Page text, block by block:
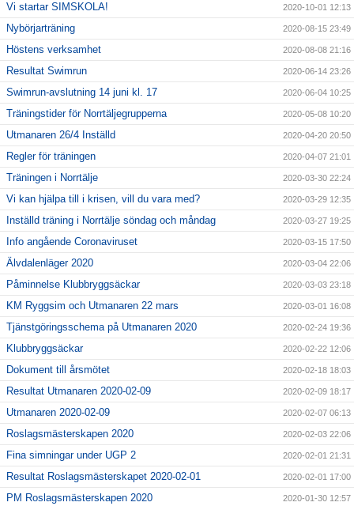
Vi startar SIMSKOLA! 2020-10-01 12:13
Nybörjarträning 2020-08-15 23:49
Höstens verksamhet 2020-08-08 21:16
Resultat Swimrun 2020-06-14 23:26
Swimrun-avslutning 14 juni kl. 17 2020-06-04 10:25
Träningstider för Norrtäljegrupperna 2020-05-08 10:20
Utmanaren 26/4 Inställd 2020-04-20 20:50
Regler för träningen 2020-04-07 21:01
Träningen i Norrtälje 2020-03-30 22:24
Vi kan hjälpa till i krisen, vill du vara med? 2020-03-29 12:35
Inställd träning i Norrtälje söndag och måndag 2020-03-27 19:25
Info angående Coronaviruset 2020-03-15 17:50
Älvdalenläger 2020 2020-03-04 22:06
Påminnelse Klubbryggsäckar 2020-03-03 23:18
KM Ryggsim och Utmanaren 22 mars 2020-03-01 16:08
Tjänstgöringsschema på Utmanaren 2020 2020-02-24 19:36
Klubbryggsäckar 2020-02-22 12:06
Dokument till årsmötet 2020-02-18 18:03
Resultat Utmanaren 2020-02-09 2020-02-09 18:17
Utmanaren 2020-02-09 2020-02-07 06:13
Roslagsmästerskapen 2020 2020-02-03 22:06
Fina simningar under UGP 2 2020-02-01 21:31
Resultat Roslagsmästerskapet 2020-02-01 2020-02-01 17:00
PM Roslagsmästerskapen 2020 2020-01-30 12:57